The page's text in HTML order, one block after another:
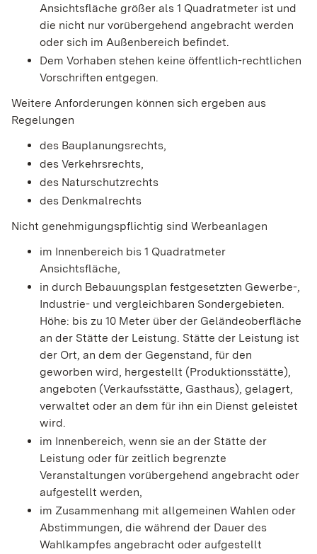
Ansichtsfläche größer als 1 Quadratmeter ist und
die nicht nur vorübergehend angebracht werden
oder sich im Außenbereich befindet.
Dem Vorhaben stehen keine öffentlich-rechtlichen
Vorschriften entgegen.
Weitere Anforderungen können sich ergeben aus
Regelungen
des Bauplanungsrechts,
des Verkehrsrechts,
des Naturschutzrechts
des Denkmalrechts
Nicht genehmigungspflichtig sind Werbeanlagen
im Innenbereich bis 1 Quadratmeter
Ansichtsfläche,
in durch Bebauungsplan festgesetzten Gewerbe-,
Industrie- und vergleichbaren Sondergebieten.
Höhe: bis zu 10 Meter über der Geländeoberfläche
an der Stätte der Leistung. Stätte der Leistung ist
der Ort, an dem der Gegenstand, für den
geworben wird, hergestellt (Produktionsstätte),
angeboten (Verkaufsstätte, Gasthaus), gelagert,
verwaltet oder an dem für ihn ein Dienst geleistet
wird.
im Innenbereich, wenn sie an der Stätte der
Leistung oder für zeitlich begrenzte
Veranstaltungen vorübergehend angebracht oder
aufgestellt werden,
im Zusammenhang mit allgemeinen Wahlen oder
Abstimmungen, die während der Dauer des
Wahlkampfes angebracht oder aufgestellt